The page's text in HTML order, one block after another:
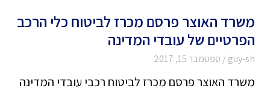
משרד האוצר פרסם מכרז לביטוח כלי הרכב
הפרטיים של עובדי המדינה
guy-sh ספטמבר 15, 2017
משרד האוצר פרסם מכרז לביטוח רכבי עובדי המדינה